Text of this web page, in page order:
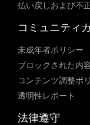
払い戻しおよび不
コミュニティ
未成年者ポリシー
ブロックされた内
コンテンツ調整ポ
透明性レポート
法律遵守